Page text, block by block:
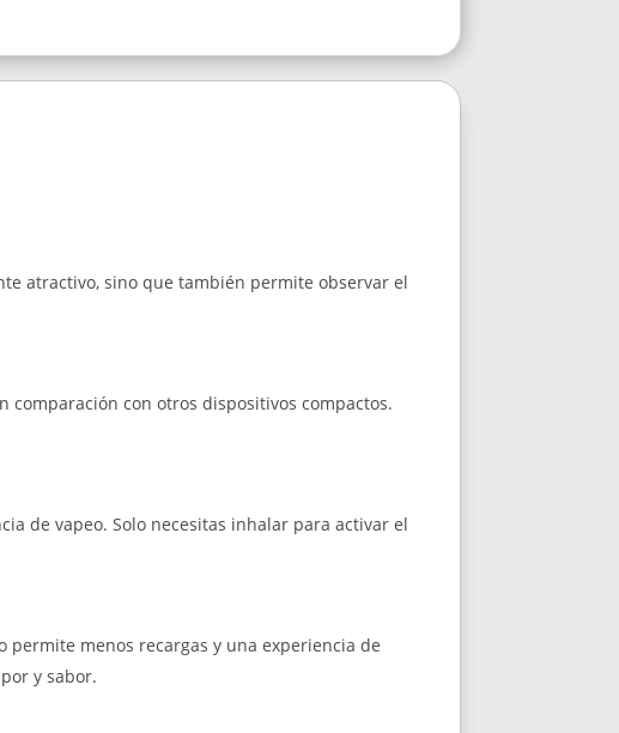
atractivo, sino que también permite observar el
con otros dispositivos compactos.
de vapeo. Solo necesitas inhalar para activar el
menos recargas y una experiencia de
y sabor.